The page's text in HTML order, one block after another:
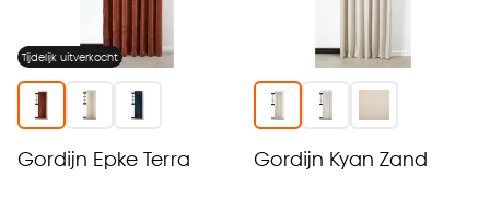
Tijdelijk uitverkocht
Gordijn Epke Terra Gordijn Kyan Zand